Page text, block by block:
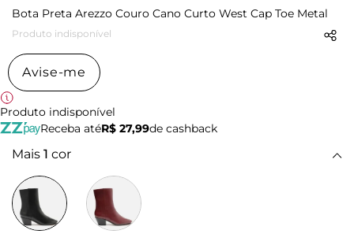
Bota Preta Arezzo Couro Cano Curto West Cap Toe Metal
Produto indisponível
Avise-me
Produto indisponível
Receba atéR$ 27,99de cashback
Mais 1 cor